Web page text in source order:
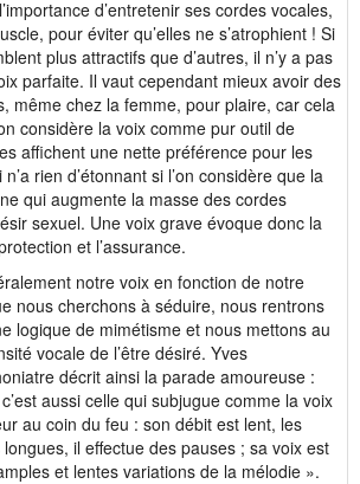
d’entretenir ses cordes vocales,
pour éviter qu’elles ne s’atrophient ! Si
plus attractifs que d’autres, il n’y a pas
parfaite. Il vaut cependant mieux avoir des
même chez la femme, pour plaire, car cela
considère la voix comme pur outil de
affichent une nette préférence pour les
rien d’étonnant si l’on considère que la
qui augmente la masse des cordes
sexuel. Une voix grave évoque donc la
et l’assurance.
notre voix en fonction de notre
nous cherchons à séduire, nous rentrons
logique de mimétisme et nous mettons au
vocale de l’être désiré. Yves
décrit ainsi la parade amoureuse :
aussi celle qui subjugue comme la voix
au coin du feu : son débit est lent, les
il effectue des pauses ; sa voix est
et lentes variations de la mélodie ».